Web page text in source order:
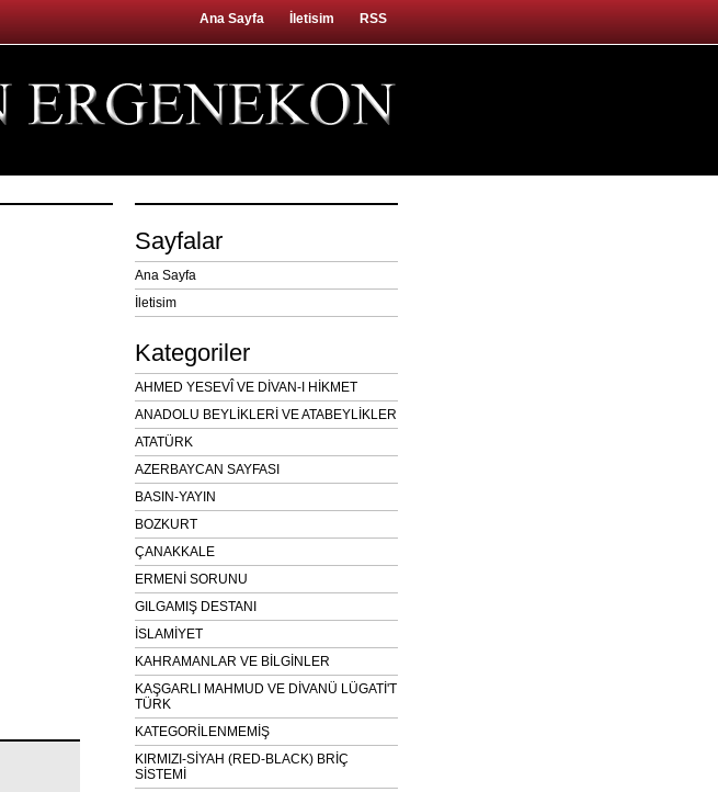
Ana Sayfa İletisim RSS
Sayfalar
Ana Sayfa
İletisim
Kategoriler
AHMED YESEVÎ VE DİVAN-I HİKMET
ANADOLU BEYLİKLERİ VE ATABEYLİKLER
ATATÜRK
AZERBAYCAN SAYFASI
BASIN-YAYIN
BOZKURT
ÇANAKKALE
ERMENİ SORUNU
GILGAMIŞ DESTANI
İSLAMİYET
KAHRAMANLAR VE BİLGİNLER
KAŞGARLI MAHMUD VE DİVANÜ LÜGATİ'T
TÜRK
KATEGORİLENMEMİŞ
KIRMIZI-SİYAH (RED-BLACK) BRİÇ
SİSTEMİ